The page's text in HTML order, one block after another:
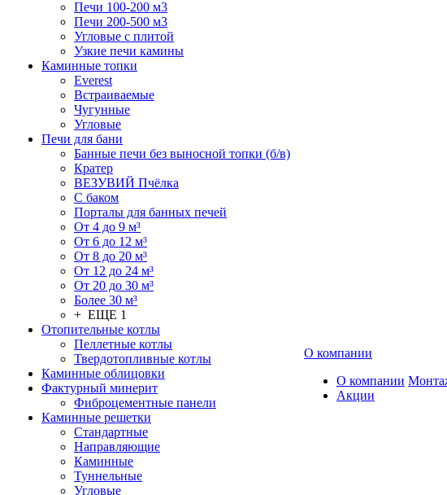
Печи 100-200 м3
Печи 200-500 м3
Угловые с плитой
Узкие печи камины
Каминные топки
Everest
Встраиваемые
Чугунные
Угловые
Печи для бани
Банные печи без выносной топки (б/в)
Кратер
ВЕЗУВИЙ Пчёлка
С баком
Порталы для банных печей
От 4 до 9 м³
От 6 до 12 м³
От 8 до 20 м³
От 12 до 24 м³
От 20 до 30 м³
Более 30 м³
+ ЕЩЕ 1
Отопительные котлы
Пеллетные котлы
Твердотопливные котлы
Каминные облицовки
Фактурный минерит
Фиброцементные панели
Каминные решетки
Стандартные
Направляющие
Каминные
Туннельные
Угловые
О компании
О компании
Акции